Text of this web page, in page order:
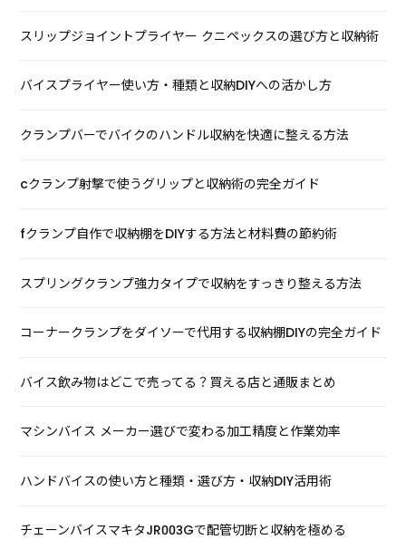
スリップジョイントプライヤー クニペックスの選び方と収納術
バイスプライヤー使い方・種類と収納DIYへの活かし方
クランプバーでバイクのハンドル収納を快適に整える方法
cクランプ射撃で使うグリップと収納術の完全ガイド
fクランプ自作で収納棚をDIYする方法と材料費の節約術
スプリングクランプ強力タイプで収納をすっきり整える方法
コーナークランプをダイソーで代用する収納棚DIYの完全ガイド
バイス飲み物はどこで売ってる？買える店と通販まとめ
マシンバイス メーカー選びで変わる加工精度と作業効率
ハンドバイスの使い方と種類・選び方・収納DIY活用術
チェーンバイスマキタJR003Gで配管切断と収納を極める